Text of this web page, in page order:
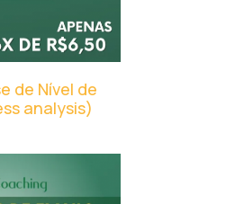
de Nível de
analysis)